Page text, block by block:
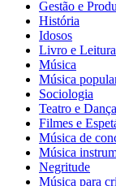
Gestão e
História
Idosos
Livro e Leitura
Música
Música
Sociologia
Teatro e Dança
Filmes e
Música de
Música
Negritude
Música para